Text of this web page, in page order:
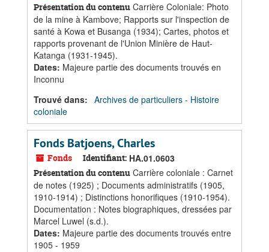
Présentation du contenu Carrière Coloniale: Photo
de la mine à Kambove; Rapports sur l'inspection de
santé à Kowa et Busanga (1934); Cartes, photos et
rapports provenant de l'Union Minière de Haut-
Katanga (1931-1945).
Dates: Majeure partie des documents trouvés en
Inconnu
Trouvé dans: Archives de particuliers - Histoire
coloniale
Fonds Batjoens, Charles
Fonds Identifiant: HA.01.0603
Présentation du contenu Carrière coloniale : Carnet
de notes (1925) ; Documents administratifs (1905,
1910-1914) ; Distinctions honorifiques (1910-1954).
Documentation : Notes biographiques, dressées par
Marcel Luwel (s.d.).
Dates: Majeure partie des documents trouvés entre
1905 - 1959